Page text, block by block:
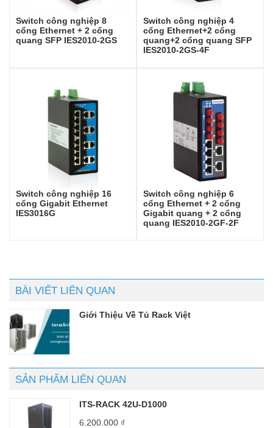
Switch công nghiệp 8
cổng Ethernet + 2 cổng
quang SFP IES2010-2GS
Switch công nghiệp 4
cổng Ethernet+2 cổng
quang+2 cổng quang SFP
IES2010-2GS-4F
Switch công nghiệp 16
cổng Gigabit Ethernet
IES3016G
Switch công nghiệp 6
cổng Ethernet + 2 cổng
Gigabit quang + 2 cổng
quang IES2010-2GF-2F
BÀI VIẾT LIÊN QUAN
Giới Thiệu Về Tủ Rack Việt
SẢN PHẨM LIÊN QUAN
ITS-RACK 42U-D1000
6.200.000 ₫